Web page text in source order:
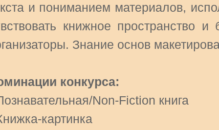
и пониманием материалов,
книжное пространство
Знание основ
конкурса:
Non-Fiction книга
картинка